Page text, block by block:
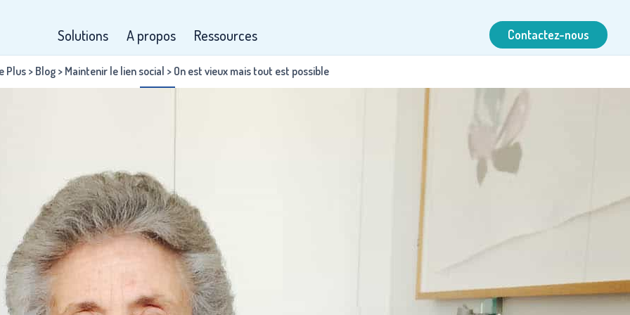
Contactez-nous
Solutions A propos Ressources
Plus> Blog> Maintenir le lien social > On est vieux mais tout est possible